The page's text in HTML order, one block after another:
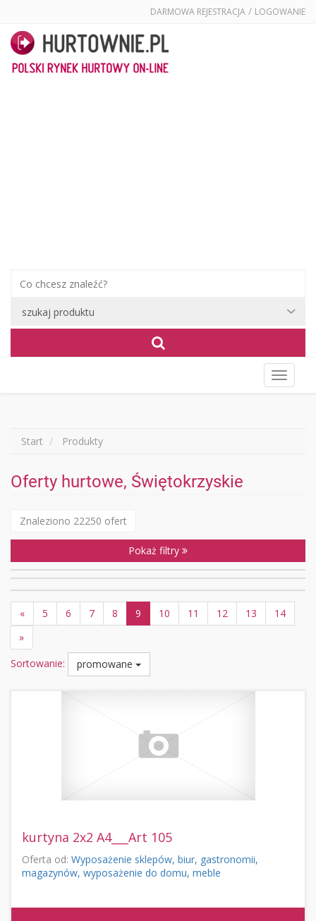
DARMOWA REJESTRACJA / LOGOWANIE
menu
Start Produkty
Oferty hurtowe, Świętokrzyskie
Znaleziono 22250 ofert
Pokaż filtry
« 5 6 7 8 9 10 11 12 13
14
»
Sortowanie:
promowane
kurtyna 2x2 A4___Art 105
Oferta od: Wyposażenie sklepów, biur, gastronomii,
magazynów, wyposażenie do domu, meble